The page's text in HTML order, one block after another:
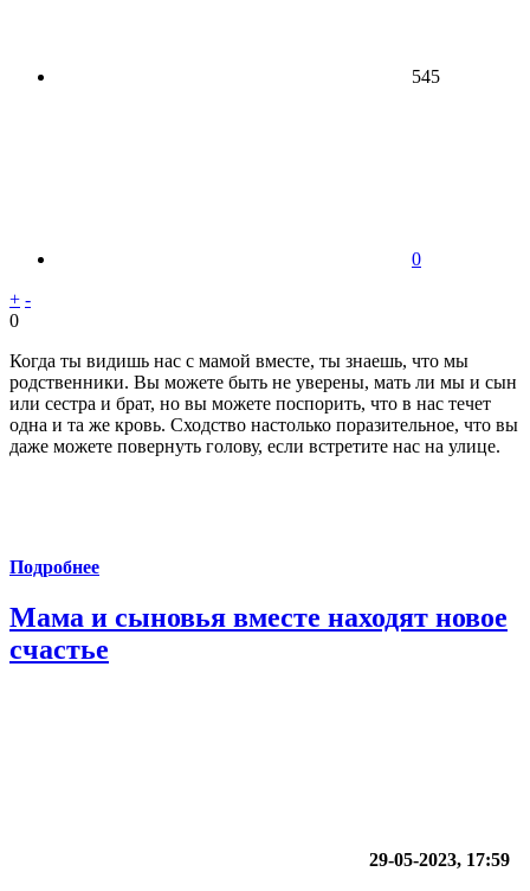
545
0
+ -
0
Когда ты видишь нас с мамой вместе, ты знаешь, что мы
родственники. Вы можете быть не уверены, мать ли мы и сын
или сестра и брат, но вы можете поспорить, что в нас течет
одна и та же кровь. Сходство настолько поразительное, что вы
даже можете повернуть голову, если встретите нас на улице.
Подробнее
Мама и сыновья вместе находят новое
счастье
29-05-2023, 17:59